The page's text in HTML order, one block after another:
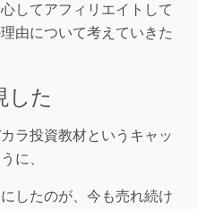
してアフィリエイトして
由について考えていきた
した
ラ投資教材というキャッ
に、
したのが、今も売れ続け